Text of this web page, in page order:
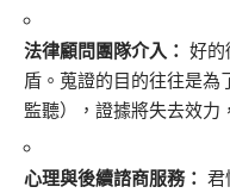
法律顧問團隊介入： 好的
盾。蒐證的目的往往是為
監聽），證據將失去效力
心理與後續諮商服務： 君